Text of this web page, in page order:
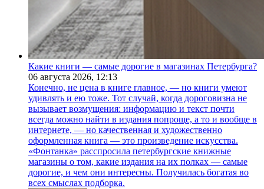
Какие книги — самые дорогие в магазинах Петербурга?
06 августа 2026, 12:13
Конечно, не цена в книге главное, — но книги умеют
удивлять и ею тоже. Тот случай, когда дороговизна не
вызывает возмущения: информацию и текст почти
всегда можно найти в издания попроще, а то и вообще в
интернете, — но качественная и художественно
оформленная книга — это произведение искусства.
«Фонтанка» расспросила петербургские книжные
магазины о том, какие издания на их полках — самые
дорогие, и чем они интересны. Получилась богатая во
всех смыслах подборка.